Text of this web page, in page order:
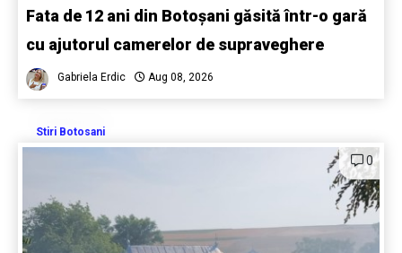
Fata de 12 ani din Botoșani găsită într-o gară
cu ajutorul camerelor de supraveghere
Gabriela Erdic Aug 08, 2026
Stiri Botosani
0